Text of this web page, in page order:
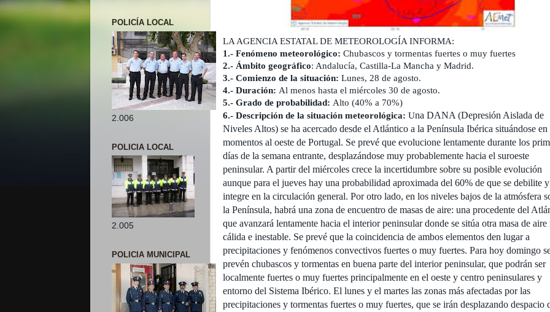
LA AGENCIA ESTATAL DE METEOROLOGÍA INFORMA:
1.- Fenómeno meteorológico: Chubascos y tormentas fuertes o muy fuertes
2.- Ámbito geográfico: Andalucía, Castilla-La Mancha y Madrid.
3.- Comienzo de la situación: Lunes, 28 de agosto.
4.- Duración: Al menos hasta el miércoles 30 de agosto.
5.- Grado de probabilidad: Alto (40% a 70%)
6.- Descripción de la situación meteorológica: Una DANA (Depresión Aislada de
Niveles Altos) se ha acercado desde el Atlántico a la Península Ibérica situándose en
momentos al oeste de Portugal. Se prevé que evolucione lentamente durante los
días de la semana entrante, desplazándose muy probablemente hacia el suroeste
peninsular. A partir del miércoles crece la incertidumbre sobre su posible evolución
aunque para el jueves hay una probabilidad aproximada del 60% de que se debilite
integre en la circulación general. Por otro lado, en los niveles bajos de la atmósfera
la Península, habrá una zona de encuentro de masas de aire: una procedente del
que avanzará lentamente hacia el interior peninsular donde se sitúa otra masa de aire
cálida e inestable. Se prevé que la coincidencia de ambos elementos den lugara
precipitaciones y fenómenos convectivos fuertes o muy fuertes. Para hoy domingo
prevén chubascos y tormentas en buena parte del interior peninsular, que podrán ser
localmente fuertes o muy fuertes principalmente en el oeste y centro peninsulares y
entorno del Sistema Ibérico. El lunes y el martes las zonas más afectadas por las
precipitaciones y tormentas fuertes o muy fuertes, que se irán desplazando despacio
POLICÍA LOCAL
2.006
POLICIA LOCAL
2.005
POLICIA MUNICIPAL